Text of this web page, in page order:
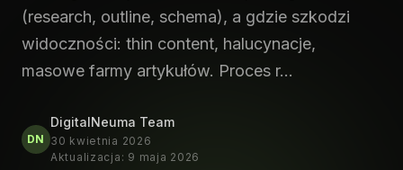
(research, outline, schema), a gdzie szkodzi
widoczności: thin content, halucynacje,
masowe farmy artykułów. Proces r…
DN
DigitalNeuma Team
30 kwietnia 2026
Aktualizacja : 9 maja 2026